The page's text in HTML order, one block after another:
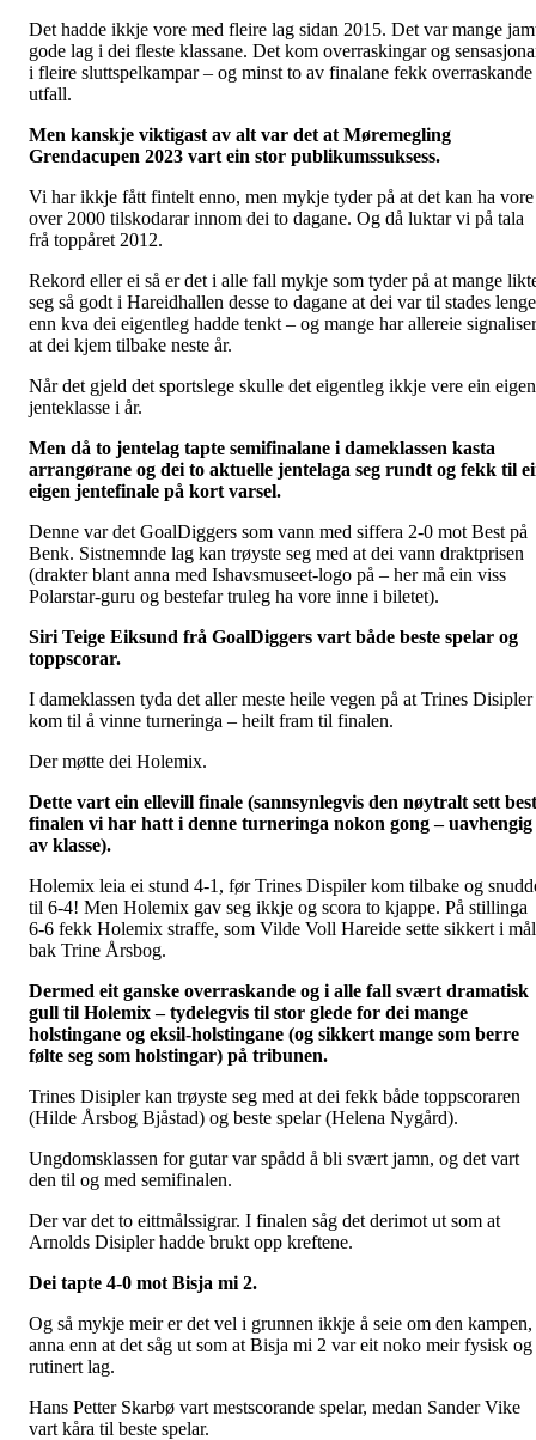
Det hadde ikkje vore med fleire lag sidan 2015. Det var mange
gode lag i dei fleste klassane. Det kom overraskingar og
i fleire sluttspelkampar – og minst to av finalane fekk overraskande
utfall.
Men kanskje viktigast av alt var det at Møremegling
Grendacupen 2023 vart ein stor publikumssuksess.
Vi har ikkje fått fintelt enno, men mykje tyder på at det kan ha vore
over 2000 tilskodarar innom dei to dagane. Og då luktar vi på tala
frå toppåret 2012.
Rekord eller ei så er det i alle fall mykje som tyder på at mange
seg så godt i Hareidhallen desse to dagane at dei var til stades
enn kva dei eigentleg hadde tenkt – og mange har allereie
at dei kjem tilbake neste år.
Når det gjeld det sportslege skulle det eigentleg ikkje vere ein eigen
jenteklasse i år.
Men då to jentelag tapte semifinalane i dameklassen kasta
arrangørane og dei to aktuelle jentelaga seg rundt og fekk til
eigen jentefinale på kort varsel.
Denne var det GoalDiggers som vann med siffera 2-0 mot Best på
Benk. Sistnemnde lag kan trøyste seg med at dei vann draktprisen
(drakter blant anna med Ishavsmuseet-logo på – her må ein viss
Polarstar-guru og bestefar truleg ha vore inne i biletet).
Siri Teige Eiksund frå GoalDiggers vart både beste spelar og
toppscorar.
I dameklassen tyda det aller meste heile vegen på at Trines Disipler
kom til å vinne turneringa – heilt fram til finalen.
Der møtte dei Holemix.
Dette vart ein ellevill finale (sannsynlegvis den nøytralt sett
finalen vi har hatt i denne turneringa nokon gong – uavhengig
av klasse).
Holemix leia ei stund 4-1, før Trines Dispiler kom tilbake og
til 6-4! Men Holemix gav seg ikkje og scora to kjappe. På stillinga
6-6 fekk Holemix straffe, som Vilde Voll Hareide sette sikkert i mål
bak Trine Årsbog.
Dermed eit ganske overraskande og i alle fall svært dramatisk
gull til Holemix – tydelegvis til stor glede for dei mange
holstingane og eksil-holstingane (og sikkert mange som berre
følte seg som holstingar) på tribunen.
Trines Disipler kan trøyste seg med at dei fekk både toppscoraren
(Hilde Årsbog Bjåstad) og beste spelar (Helena Nygård).
Ungdomsklassen for gutar var spådd å bli svært jamn, og det vart
den til og med semifinalen.
Der var det to eittmålssigrar. I finalen såg det derimot ut som at
Arnolds Disipler hadde brukt opp kreftene.
Dei tapte 4-0 mot Bisja mi 2.
Og så mykje meir er det vel i grunnen ikkje å seie om den kampen,
anna enn at det såg ut som at Bisja mi 2 var eit noko meir fysisk og
rutinert lag.
Hans Petter Skarbø vart mestscorande spelar, medan Sander Vike
vart kåra til beste spelar.